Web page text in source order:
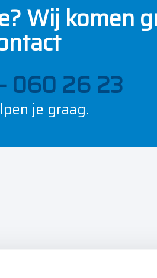
Wij komen
060 26 23
je graag.